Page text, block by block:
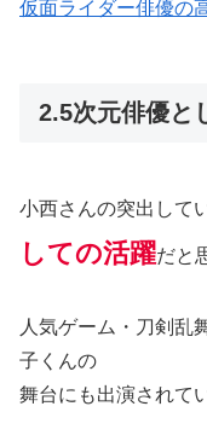
仮面ライダー俳優の
2.5次元俳優と
小西さんの突出して
しての活躍だと
人気ゲーム・刀剣乱
子くんの
舞台にも出演されて